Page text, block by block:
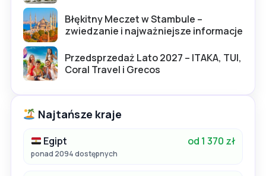
Błękitny Meczet w Stambule –
zwiedzanie i najważniejsze informacje
Przedsprzedaż Lato 2027 – ITAKA, TUI,
Coral Travel i Grecos
Najtańsze kraje
Egipt od 1 370 zł
ponad 2094 dostępnych